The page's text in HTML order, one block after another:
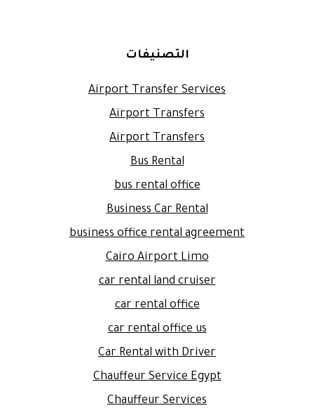
التصنيفات
Airport Transfer Services
Airport Transfers
Airport Transfers
Bus Rental
bus rental office
Business Car Rental
business office rental agreement
Cairo Airport Limo
car rental land cruiser
car rental office
car rental office us
Car Rental with Driver
Chauffeur Service Egypt
Chauffeur Services